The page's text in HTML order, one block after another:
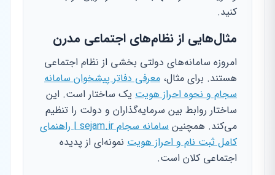
کنید.
مثال‌هایی از نظام‌های اجتماعی مدرن
امروزه سامانه‌های دولتی بخشی از نظام اجتماعی
هستند. برای مثال، معرفی دفاتر پیشخوان سامانه
سجام و نحوه احراز هویت یک ساختار است. این
ساختار روابط بین سرمایه‌گذاران و دولت را تنظیم
می‌کند. همچنین
سامانه سجام sejam.ir | راهنمای
کامل ثبت نام و احراز هویت نمونه‌ای از پدیده
اجتماعی کلان است.